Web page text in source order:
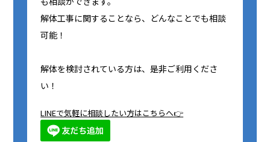
解体工事に関することなら、どんなことでも相談
可能！
解体を検討されている方は、是非ご利用くださ
い！
LINEで気軽に相談したい方はこちらへ👉